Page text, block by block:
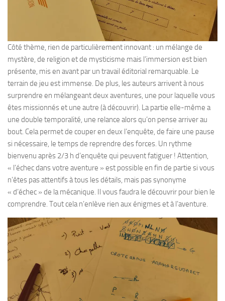
Côté thème, rien de particulièrement innovant : un mélange de
mystère, de religion et de mysticisme mais l’immersion est bien
présente, mis en avant par un travail éditorial remarquable. Le
terrain de jeu est immense. De plus, les auteurs arrivent à nous
surprendre en mélangeant deux aventures, une pour laquelle vous
êtes missionnés et une autre (à découvrir). La partie elle-même a
une double temporalité, une relance alors qu’on pense arriver au
bout. Cela permet de couper en deux l’enquête, de faire une pause
si nécessaire, le temps de reprendre des forces. Un rythme
bienvenu après 2/3 h d’enquête qui peuvent fatiguer ! Attention,
« l’échec dans votre aventure » est possible en fin de partie si vous
n’êtes pas attentifs à tous les détails, mais pas synonyme
« d’échec » de la mécanique. Il vous faudra le découvrir pour bien le
comprendre. Tout cela n’enlève rien aux énigmes et à l’aventure.